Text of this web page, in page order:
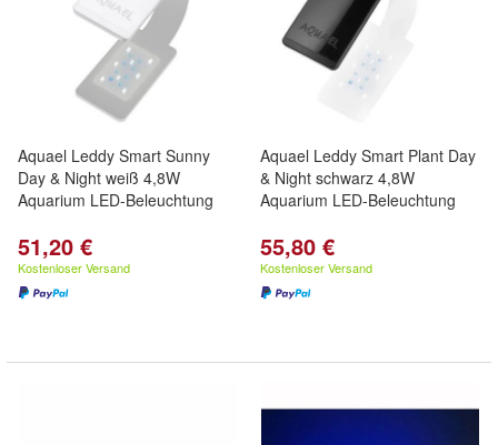
Aquael Leddy Smart Sunny
Day & Night weiß 4,8W
Aquarium LED-Beleuchtung
51,20 €
Kostenloser Versand
Aquael Leddy Smart Plant Day
& Night schwarz 4,8W
Aquarium LED-Beleuchtung
55,80 €
Kostenloser Versand